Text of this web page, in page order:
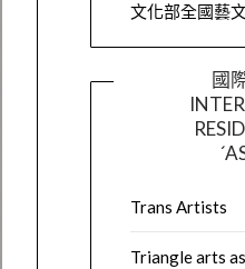
文化部全國藝
國
Trans Artists
Triangle arts